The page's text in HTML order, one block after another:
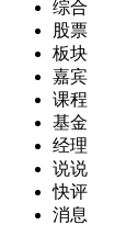
综合
股票
板块
嘉宾
课程
基金
经理
说说
快评
消息